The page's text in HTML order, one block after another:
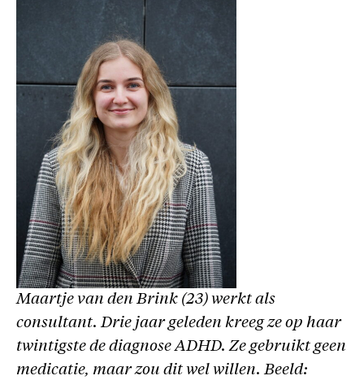
Maartje van den Brink (23) werkt als
consultant. Drie jaar geleden kreeg ze op haar
twintigste de diagnose ADHD. Ze gebruikt geen
medicatie, maar zou dit wel willen. Beeld: